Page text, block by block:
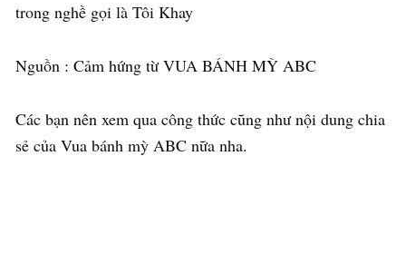
trong nghề gọi là Tôi Khay
Nguồn : Cảm hứng từ VUA BÁNH MỲ ABC
Các bạn nên xem qua công thức cũng như nội dung chia
sẻ của Vua bánh mỳ ABC nữa nha.